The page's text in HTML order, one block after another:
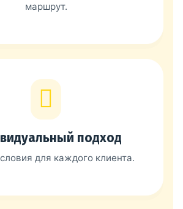
маршрут.
подход
для каждого клиента.